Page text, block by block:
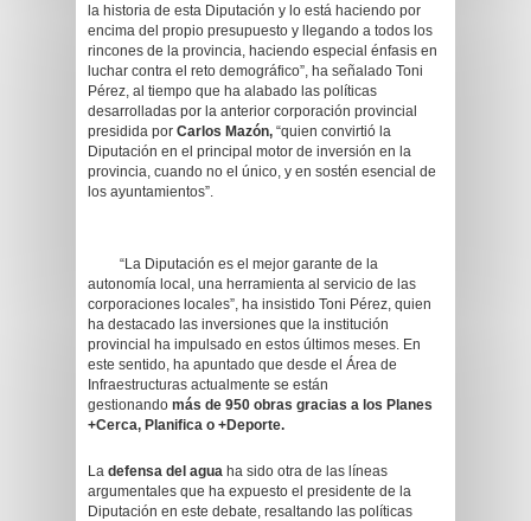
la historia de esta Diputación y lo está haciendo por
encima del propio presupuesto y llegando a todos los
rincones de la provincia, haciendo especial énfasis en
luchar contra el reto demográfico”, ha señalado Toni
Pérez, al tiempo que ha alabado las políticas
desarrolladas por la anterior corporación provincial
presidida por Carlos Mazón, “quien convirtió la
Diputación en el principal motor de inversión en la
provincia, cuando no el único, y en sostén esencial de
los ayuntamientos”.
“La Diputación es el mejor garante de la
autonomía local, una herramienta al servicio de las
corporaciones locales”, ha insistido Toni Pérez, quien
ha destacado las inversiones que la institución
provincial ha impulsado en estos últimos meses. En
este sentido, ha apuntado que desde el Área de
Infraestructuras actualmente se están
gestionando más de 950 obras gracias a los Planes
+Cerca, Planifica o +Deporte.
La defensa del agua ha sido otra de las líneas
argumentales que ha expuesto el presidente de la
Diputación en este debate, resaltando las políticas